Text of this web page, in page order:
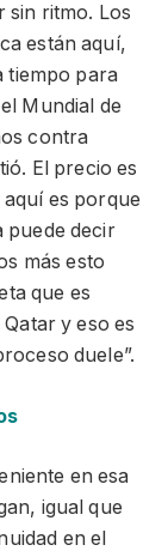
sin ritmo. Los
están aquí,
tiempo para
Mundial de
contra
El precio es
es porque
puede decir
más esto
que es
y eso es
duele”.
en esa
igual que
en el